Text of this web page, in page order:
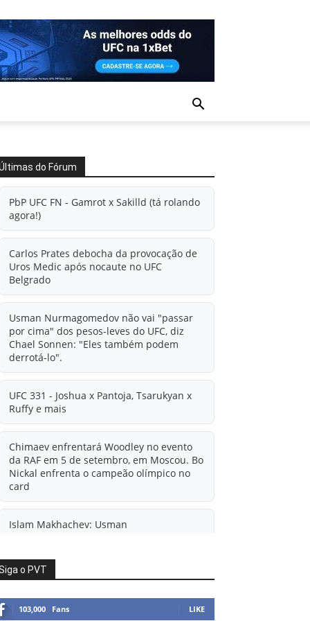
do Fórum
PbP UFC FN - Gamrot x Sakilld (tá rolando
agora!)
Carlos Prates debocha da provocação de
Uros Medic após nocaute no UFC
Belgrado
Usman Nurmagomedov não vai "passar
por cima" dos pesos-leves do UFC, diz
Chael Sonnen: "Eles também podem
derrotá-lo".
UFC 331 - Joshua x Pantoja, Tsarukyan x
Ruffy e mais
Chimaev enfrentará Woodley no evento
da RAF em 5 de setembro, em Moscou. Bo
Nickal enfrenta o campeão olímpico no
card
Islam Makhachev: Usman
agora': Rico Verhoeven atualiza
informações sobre possível mudança
o PVT
103,000 Fans LIKE